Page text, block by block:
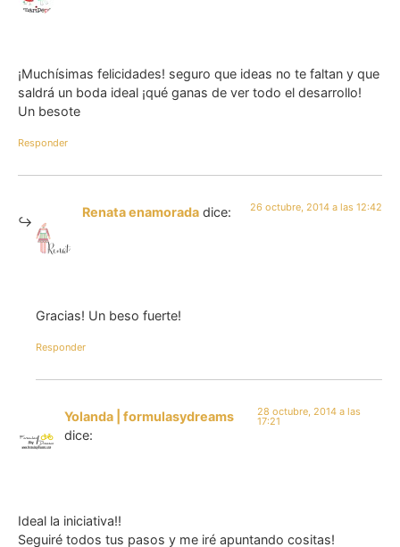
¡Muchísimas felicidades! seguro que ideas no te faltan y que
saldrá un boda ideal ¡qué ganas de ver todo el desarrollo!
Un besote
Responder
Renata enamorada dice: 26 octubre, 2014 a las 12:42
Gracias! Un beso fuerte!
Responder
Yolanda | formulasydreams
dice:
28 octubre, 2014 a las
17:21
Ideal la iniciativa!!
Seguiré todos tus pasos y me iré apuntando cositas!